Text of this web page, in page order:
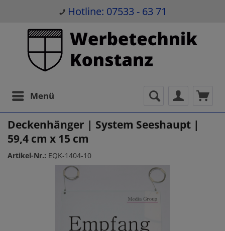
Hotline: 07533 - 63 71
Menü
Deckenhänger | System Seeshaupt |
59,4 cm x 15 cm
Artikel-Nr.: EQK-1404-10